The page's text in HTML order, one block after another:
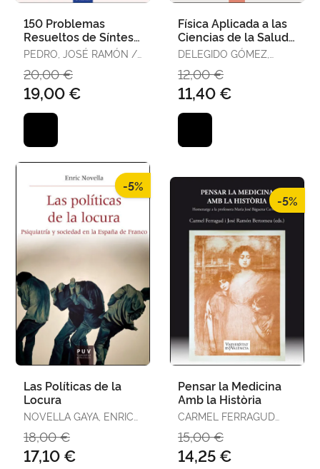
150 Problemas
Resueltos de Síntesis
Orgánica (Con
Análisis
Retrosintético)
PEDRO, JOSÉ RAMÓN /
AMPARO /
MONTESINOS, MARC /
MONLEÓN, ALICIA
20,00 €
19,00 €
Física Aplicada a las
Ciencias de la Salud
(2ª Edición)
DELEGIDO GÓMEZ,
MUÑOZ, JUAN C. /
HERRÁEZ DOMÍNGUEZ,
JOSÉ V.
12,00 €
11,40 €
-5%
Las Políticas de la
Locura
NOVELLA GAYA, ENRIC
18,00 €
17,10 €
-5%
Pensar la Medicina
Amb la Història
CARMEL FERRAGUD
RAMÓN BERTOMEU
SÁNCHEZ
15,00 €
14,25 €